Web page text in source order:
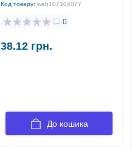
Код товару: web107104077
0
38.12 грн.
До кошика